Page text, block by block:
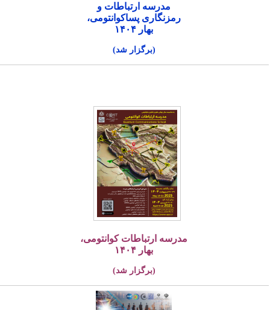
مدرسه ارتباطات و
رمزنگاری پساکوانتومی،
بهار ۱۴۰۴
(برگزار شد)
مدرسه ارتباطات کوانتومی،
بهار ۱۴۰۴
(برگزار شد)